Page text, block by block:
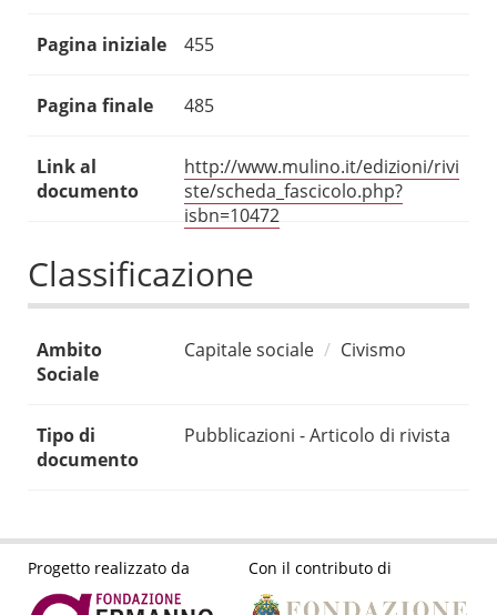
Pagina iniziale 455
Pagina finale 485
Link al
documento
http://www.mulino.it/edizioni/rivi
ste/scheda_fascicolo.php?
isbn=10472
Classificazione
Ambito
Sociale
Capitale sociale Civismo
Tipo di
documento
Pubblicazioni - Articolo di rivista
Progetto realizzato da Con il contributo di